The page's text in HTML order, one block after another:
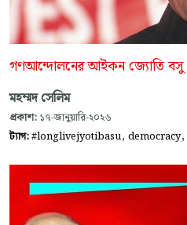
গণআন্দোলনের আইকন জ্যোতি বসু
মহম্মদ সেলিম
প্রকাশ: ১৭-জানুয়ারি-২০২৬
ট্যাগ:#longlivejyotibasu, democracy,